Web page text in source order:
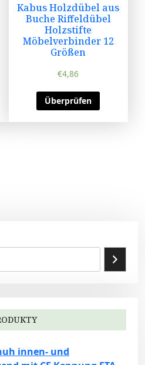
Kabus Holzdübel aus
Buche Riffeldübel
Holzstifte
Möbelverbinder 12
Größen
€4,86
Überprüfen
innen- und